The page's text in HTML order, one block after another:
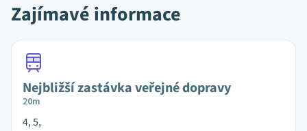
Zajímavé informace
Nejbližší zastávka veřejné dopravy
20m
4, 5,